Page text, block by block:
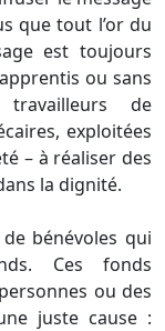
que tout l’or du
est toujours
ou sans
de
exploitées
– à réaliser des
la dignité.
bénévoles qui
Ces fonds
ou des
juste cause :